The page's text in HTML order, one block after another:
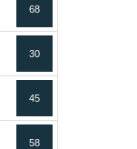
68
30
45
58